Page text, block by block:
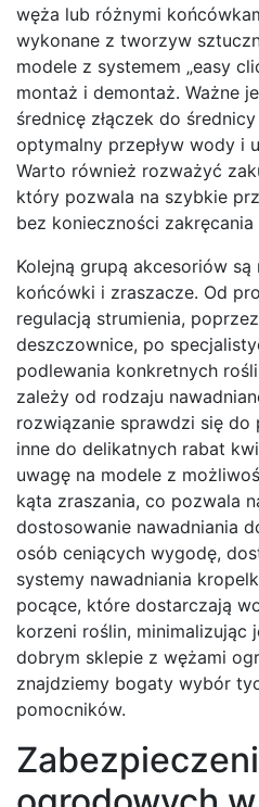
węża lub różnymi
wykonane z tworzyw
modele z systemem „easy
montaż i demontaż. Ważne
średnicę złączek do
optymalny przepływ wody i
Warto również rozważyć
który pozwala na szybkie
bez konieczności zakręcania
Kolejną grupą akcesoriów
końcówki i zraszacze. Od
regulacją strumienia,
deszczownice, po
podlewania konkretnych
zależy od rodzaju
rozwiązanie sprawdzi się do
inne do delikatnych rabat
uwagę na modele z
kąta zraszania, co pozwala
dostosowanie nawadniania
osób ceniących wygodę,
systemy nawadniania
pocące, które dostarczają
korzeni roślin, minimalizując
dobrym sklepie z wężami
znajdziemy bogaty wybór
pomocników.